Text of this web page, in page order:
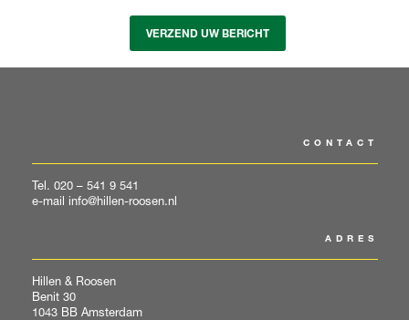
CONTACT
Tel. 020 – 541 9 541
e-mail info@hillen-roosen.nl
ADRES
Hillen & Roosen
Benit 30
1043 BB Amsterdam